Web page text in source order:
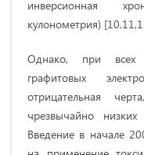
инверсионная
кулонометрия)
Однако, при всех
графитовых
отрицательная
чрезвычайно низких
Введение в начале